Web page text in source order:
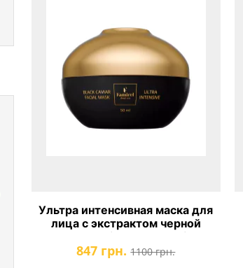
Ультра интенсивная маска для
лица с экстрактом черной
икры Famirel Black Caviar
Facial Mask
847 грн. 1100 грн.